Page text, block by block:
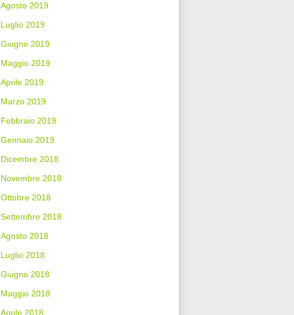
Agosto 2019
Luglio 2019
Giugno 2019
Maggio 2019
Aprile 2019
Marzo 2019
Febbraio 2019
Gennaio 2019
Dicembre 2018
Novembre 2018
Ottobre 2018
Settembre 2018
Agosto 2018
Luglio 2018
Giugno 2018
Maggio 2018
Aprile 2018